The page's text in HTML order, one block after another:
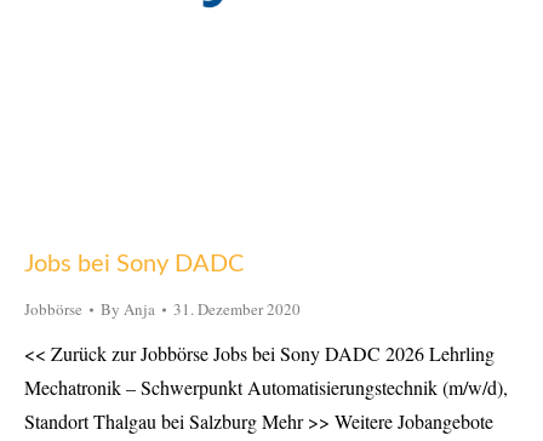
Jobs bei Sony DADC
Jobbörse By Anja 31. Dezember 2020
<< Zurück zur Jobbörse Jobs bei Sony DADC 2026 Lehrling
Mechatronik – Schwerpunkt Automatisierungstechnik (m/w/d),
Standort Thalgau bei Salzburg Mehr >> Weitere Jobangebote